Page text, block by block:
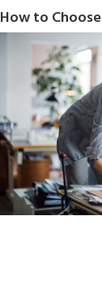
How to Choose